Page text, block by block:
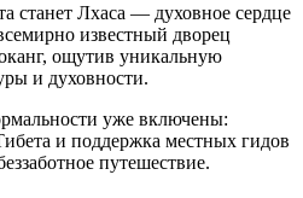
станет Лхаса — духовное сердце
известный дворец
ощутив уникальную
и духовности.
уже включены:
и поддержка местных гидов
путешествие.